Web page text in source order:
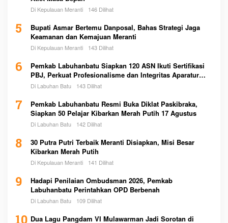
Di Kepulauan Meranti 146 Dilihat
5
Bupati Asmar Bertemu Danposal, Bahas Strategi Jaga
Keamanan dan Kemajuan Meranti
Di Kepulauan Meranti 143 Dilihat
6
Pemkab Labuhanbatu Siapkan 120 ASN Ikuti Sertifikasi
PBJ, Perkuat Profesionalisme dan Integritas Aparatur
Pemerintah
Di Labuhan Batu 143 Dilihat
7
Pemkab Labuhanbatu Resmi Buka Diklat Paskibraka,
Siapkan 50 Pelajar Kibarkan Merah Putih 17 Agustus
Di Labuhan Batu 142 Dilihat
8
30 Putra Putri Terbaik Meranti Disiapkan, Misi Besar
Kibarkan Merah Putih
Di Kepulauan Meranti 141 Dilihat
9
Hadapi Penilaian Ombudsman 2026, Pemkab
Labuhanbatu Perintahkan OPD Berbenah
Di Labuhan Batu 109 Dilihat
Dua Lagu Pangdam VI Mulawarman Jadi Sorotan di